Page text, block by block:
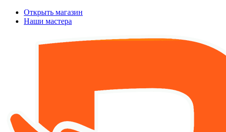
Открыть магазин
Наши мастера